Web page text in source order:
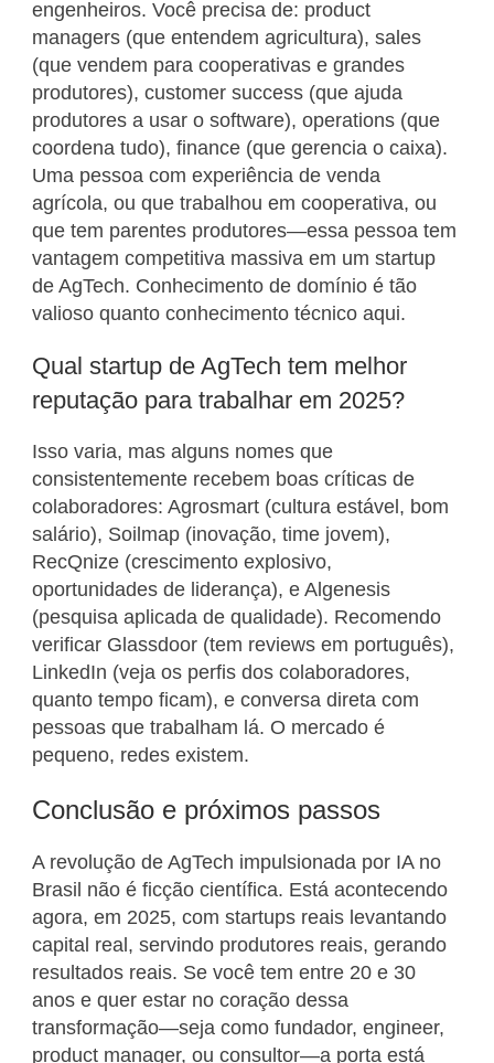
engenheiros. Você precisa de: product
managers (que entendem agricultura), sales
(que vendem para cooperativas e grandes
produtores), customer success (que ajuda
produtores a usar o software), operations (que
coordena tudo), finance (que gerencia o caixa).
Uma pessoa com experiência de venda
agrícola, ou que trabalhou em cooperativa, ou
que tem parentes produtores—essa pessoa tem
vantagem competitiva massiva em um startup
de AgTech. Conhecimento de domínio é tão
valioso quanto conhecimento técnico aqui.
Qual startup de AgTech tem melhor
reputação para trabalhar em 2025?
Isso varia, mas alguns nomes que
consistentemente recebem boas críticas de
colaboradores: Agrosmart (cultura estável, bom
salário), Soilmap (inovação, time jovem),
RecQnize (crescimento explosivo,
oportunidades de liderança), e Algenesis
(pesquisa aplicada de qualidade). Recomendo
verificar Glassdoor (tem reviews em português),
LinkedIn (veja os perfis dos colaboradores,
quanto tempo ficam), e conversa direta com
pessoas que trabalham lá. O mercado é
pequeno, redes existem.
Conclusão e próximos passos
A revolução de AgTech impulsionada por IA no
Brasil não é ficção científica. Está acontecendo
agora, em 2025, com startups reais levantando
capital real, servindo produtores reais, gerando
resultados reais. Se você tem entre 20 e 30
anos e quer estar no coração dessa
transformação—seja como fundador, engineer,
product manager, ou consultor—a porta está